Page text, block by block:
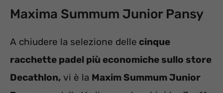
Maxima Summum Junior Pansy
A chiudere la selezione delle cinque
racchette padel più economiche sullo store
Decathlon, vi è la Maxim Summum Junior